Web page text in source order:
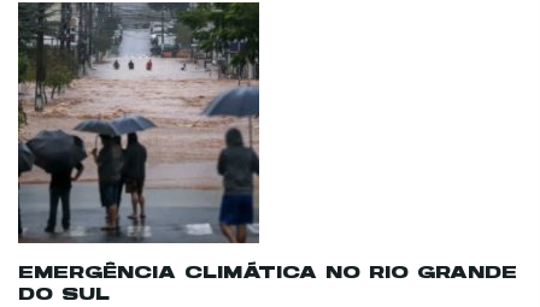
EMERGÊNCIA CLIMÁTICA NO RIO GRANDE
DO SUL